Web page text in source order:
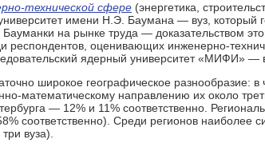
технической сфере (энергетика,
имени Н.Э. Баумана — вуз,
Бауманки на рынке труда — доказательством
респондентов, оценивающих инженерно-
ядерный университет «МИФИ»
широкое географическое разнообразие:
математическому направлению их около
— 12% и 11% соответственно.
соответственно). Среди регионов наиболее
вуза).